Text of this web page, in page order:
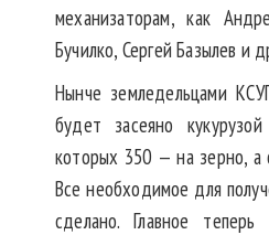
механизаторам, как
Бучилко, Сергей Базылев и
Нынче земледельцами
будет засеяно
которых 350 — на зерно, а
Все необходимое для
сделано. Главное